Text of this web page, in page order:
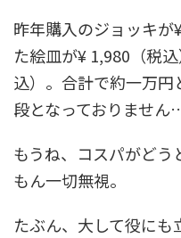
昨年購入のジョッキが
た絵皿が¥ 1,980（税
込）。合計で約一万
段となっておりません
もうね、コスパがど
もん一切無視。
たぶん、大して役に